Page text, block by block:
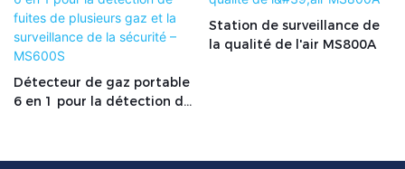
Détecteur de gaz portable
6 en 1 pour la détection de
MS600S
Station de surveillance de
la qualité de l'air MS800A